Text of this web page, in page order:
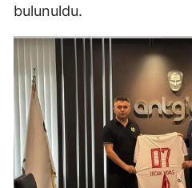
bulunuldu.